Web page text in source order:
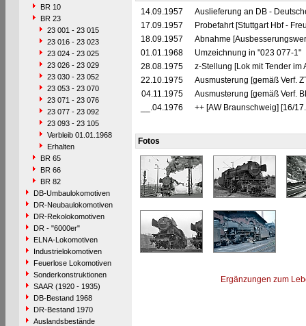
BR 10
BR 23
23 001 - 23 015
23 016 - 23 023
23 024 - 23 025
23 026 - 23 029
23 030 - 23 052
23 053 - 23 070
23 071 - 23 076
23 077 - 23 092
23 093 - 23 105
Verbleib 01.01.1968
Erhalten
BR 65
BR 66
BR 82
DB-Umbaulokomotiven
DR-Neubaulokomotiven
DR-Rekolokomotiven
DR - "6000er"
ELNA-Lokomotiven
Industrielokomotiven
Feuerlose Lokomotiven
Sonderkonstruktionen
SAAR (1920 - 1935)
DB-Bestand 1968
DR-Bestand 1970
Auslandsbestände
14.09.1957
Auslieferung an DB -
17.09.1957
Probefahrt [Stuttgart Hbf -
18.09.1957
Abnahme
01.01.1968
Umzeichnung in "023 077-1"
28.08.1975
z-Stellung [Lok mit Tender im
22.10.1975
Ausmusterung [gemäß Verf.
04.11.1975
Ausmusterung [gemäß Verf.
__.04.1976
++ [AW Braunschweig] [16/
Fotos
Ergänzungen zum